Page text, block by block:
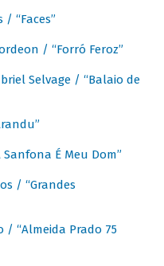
“Faces”
/ “Forró Feroz”
Selvage / “Balaio de
É Meu Dom”
/ “Grandes
/ “Almeida Prado 75